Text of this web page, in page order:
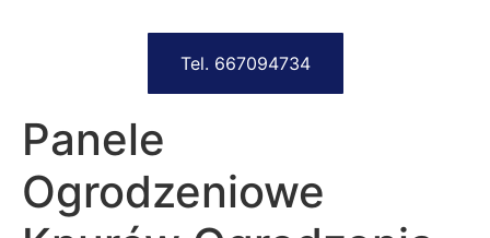
Tel. 667094734
Panele
Ogrodzeniowe